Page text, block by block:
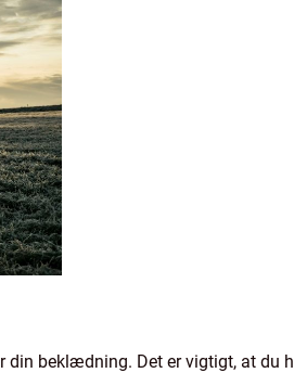
din beklædning. Det er vigtigt, at du